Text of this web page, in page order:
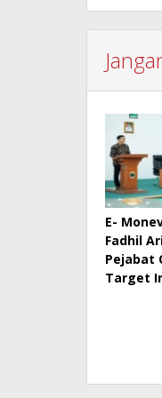
E-
Fadhil
Pejabat
Target